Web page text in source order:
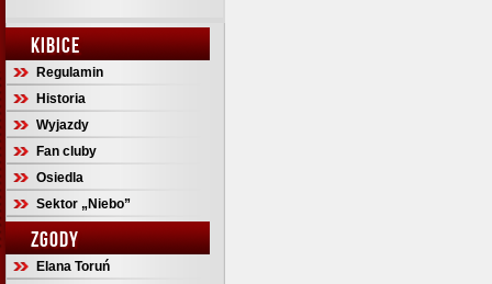
KIBICE
Regulamin
Historia
Wyjazdy
Fan cluby
Osiedla
Sektor „Niebo”
ZGODY
Elana Toruń